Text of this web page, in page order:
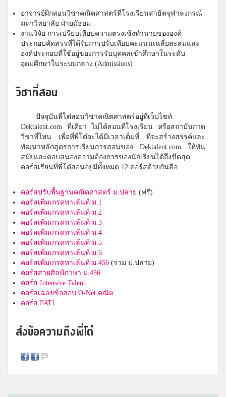
อาจารย์ฝึกสอนวิชาคณิตศาสตร์ที่โรงเรียนสาธิตจุฬาลงกรณ์
มหาวิทยาลัย ฝ่ายมัธยม
งานวิจัย การเปรียบเทียบความตรงเชิงทำนายขององค์
ประกอบคัดสรรที่ได้รับการปรับเทียบคะแนนเฉลี่ยสะสมและ
องค์ประกอบที่ใช้อยู่ของการรับบุคคลเข้าศึกษาในระดับ
อุดมศึกษาในระบบกลาง (Admissions)
วิชาที่สอน
ปัจจุบันพี่โต๋สอนวิชาคณิตศาสตร์อยู่ที่เว็ปไซท์
Dektalent.com ที่เดียว ไม่ได้สอนที่โรงเรียน หรือสถาบันกวด
วิชาที่ไหน เพื่อที่พี่โต๋จะได้มีเวลาเต็มที่ ที่จะสร้างสรรค์และ
พัฒนาหลักสูตรการเรียนการสอนของ Dektalent.com ให้ทัน
สมัยและตอบสนองความต้องการของนักเรียนได้ถึงขีดสุด
คอร์สเรียนที่พี่โต๋สอนอยู่มีทั้งหมด 12 คอร์สด้วยกันคือ
คอร์สปรับพื้นฐานคณิตศาสตร์ ม.ปลาย (ฟรี)
คอร์สเพิ่มเกรดทาเล้นท์ ม.1
คอร์สเพิ่มเกรดทาเล้นท์ ม.2
คอร์สเพิ่มเกรดทาเล้นท์ ม.3
คอร์สเพิ่มเกรดทาเล้นท์ ม.4
คอร์สเพิ่มเกรดทาเล้นท์ ม.5
คอร์สเพิ่มเกรดทาเล้นท์ ม.6
คอร์สเพิ่มเกรดทาเล้นท์ ม.456 (รวม ม.ปลาย)
คอร์สสายศิลป์ภาษา ม.456
คอร์ส Intensive Talent
คอร์สเฉลยข้อสอบ O-Net คณิต
คอร์ส PAT1
ส่งข้อความถึงพี่โต๋